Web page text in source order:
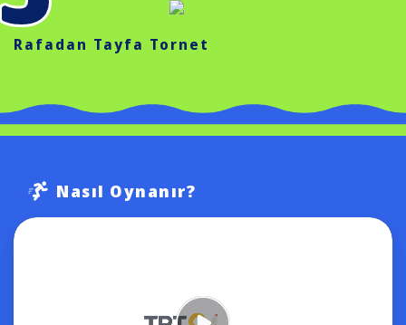
Rafadan Tayfa Tornet
Nasıl Oynanır?